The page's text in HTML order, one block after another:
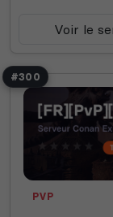
Voir le
#300
PVP